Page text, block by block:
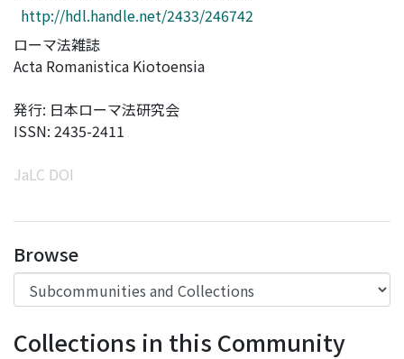
http://hdl.handle.net/2433/246742
ローマ法雑誌
Acta Romanistica Kiotoensia
発行: 日本ローマ法研究会
ISSN: 2435-2411
JaLC DOI
Browse
Collections in this Community